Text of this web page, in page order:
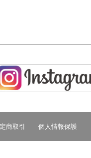
商取引 個人情報保護